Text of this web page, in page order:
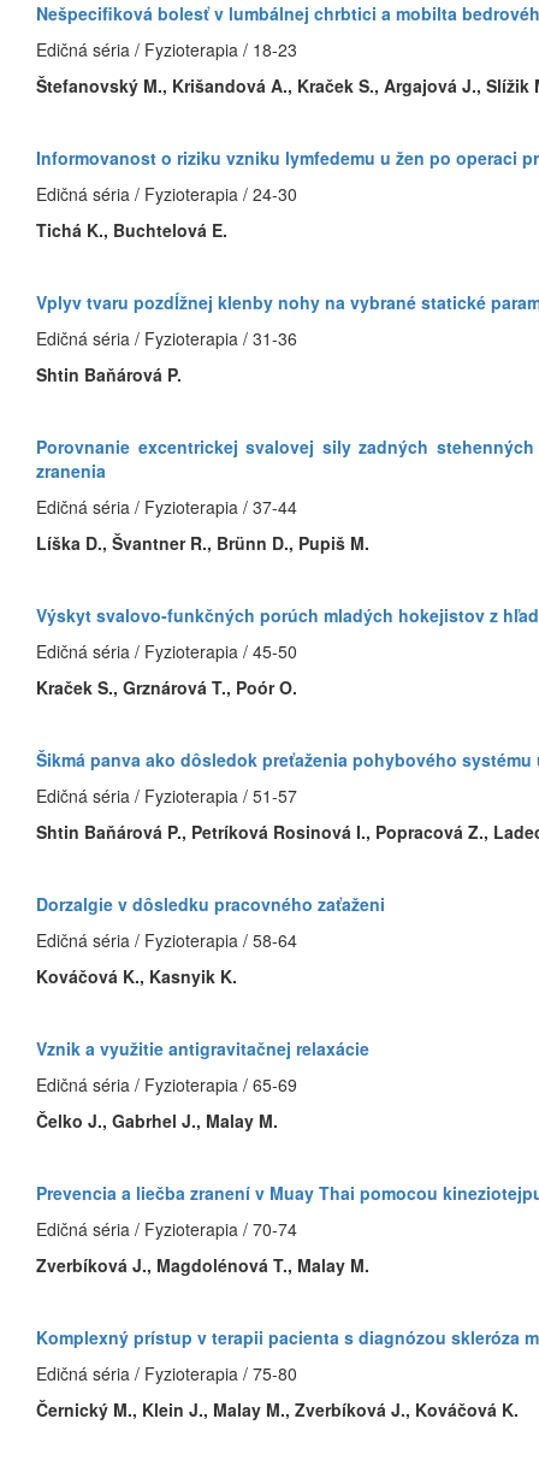
Nešpecifiková bolesť v lumbálnej chrbtici a mobilta
Edičná séria / Fyzioterapia / 18-23
Štefanovský M., Krišandová A., Kraček S., Argajová J., Slížik
Informovanost o riziku vzniku lymfedemu u žen po operaci
Edičná séria / Fyzioterapia / 24-30
Tichá K., Buchtelová E.
Vplyv tvaru pozdĺžnej klenby nohy na vybrané statické
Edičná séria / Fyzioterapia / 31-36
Shtin Baňárová P.
Porovnanie excentrickej svalovej sily zadných
zranenia
Edičná séria / Fyzioterapia / 37-44
Líška D., Švantner R., Brünn D., Pupiš M.
Výskyt svalovo-funkčných porúch mladých hokejistov z
Edičná séria / Fyzioterapia / 45-50
Kraček S., Grznárová T., Poór O.
Šikmá panva ako dôsledok preťaženia pohybového
Edičná séria / Fyzioterapia / 51-57
Shtin Baňárová P., Petríková Rosinová I., Popracová Z.,
Dorzalgie v dôsledku pracovného zaťaženi
Edičná séria / Fyzioterapia / 58-64
Kováčová K., Kasnyik K.
Vznik a využitie antigravitačnej relaxácie
Edičná séria / Fyzioterapia / 65-69
Čelko J., Gabrhel J., Malay M.
Prevencia a liečba zranení v Muay Thai pomocou
Edičná séria / Fyzioterapia / 70-74
Zverbíková J., Magdolénová T., Malay M.
Komplexný prístup v terapii pacienta s diagnózou skleróza
Edičná séria / Fyzioterapia / 75-80
Černický M., Klein J., Malay M., Zverbíková J., Kováčová K.